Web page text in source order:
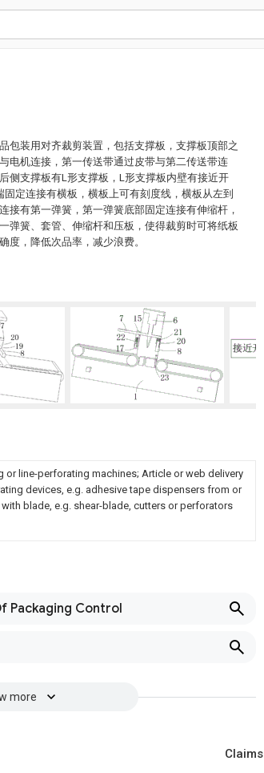
包装用对齐裁剪装置，包括支撑板，支撑板顶部之
电机连接，第一传送带通过皮带与第二传送带连
侧支撑板有L形支撑板，L形支撑板内壁有接近开
定连接有横板，横板上可有刻度线，横板从左到
接有第一弹簧，第一弹簧底部固定连接有伸缩杆，
弹簧、套管、伸缩杆和压板，使得裁剪时可将纸板
度，降低次品率，减少浪费。
or line-perforating machines; Article or web delivery
devices, e.g. adhesive tape dispensers from or
blade, e.g. shear-blade, cutters or perforators
Packaging Control
more
Claims